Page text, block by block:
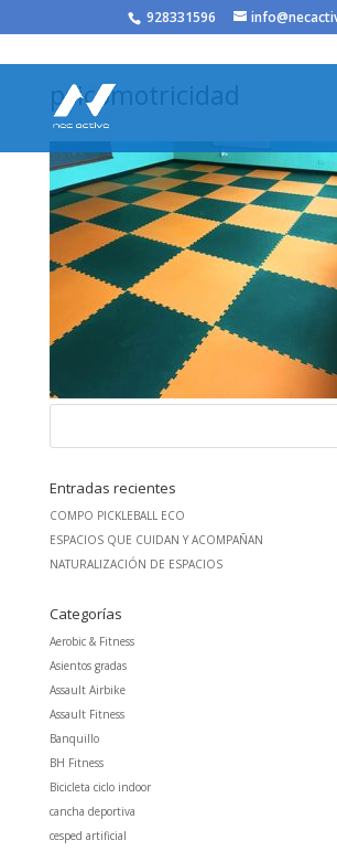
/* JS para menú plegable móvil Divi */
928331596
psicomotricidad
Entradas recientes
COMPO PICKLEBALL ECO
ESPACIOS QUE CUIDAN Y ACOMPAÑAN
NATURALIZACIÓN DE ESPACIOS
Categorías
Aerobic & Fitness
Asientos gradas
Assault Airbike
Assault Fitness
Banquillo
BH Fitness
Bicicleta ciclo indoor
cancha deportiva
cesped artificial